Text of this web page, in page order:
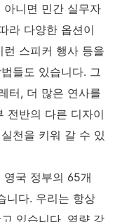
니면 민간 실무자
라 다양한 옵션이
스피커 행사 등을
들도 있습니다. 그
터, 더 많은 연사를
전반의 다른 디자이
천을 키워 갈 수 있
국 정부의 65개
니다. 우리는 항상
있습니다. 역량 강